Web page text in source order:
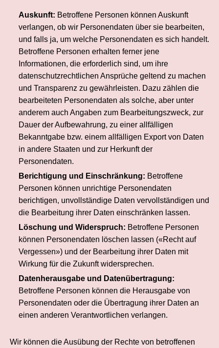
Auskunft: Betroffene Personen können Auskunft
verlangen, ob wir Personendaten über sie bearbeiten,
und falls ja, um welche Personendaten es sich handelt.
Betroffene Personen erhalten ferner jene
Informationen, die erforderlich sind, um ihre
datenschutzrechtlichen Ansprüche geltend zu machen
und Transparenz zu gewährleisten. Dazu zählen die
bearbeiteten Personendaten als solche, aber unter
anderem auch Angaben zum Bearbeitungszweck, zur
Dauer der Aufbewahrung, zu einer allfälligen
Bekanntgabe bzw. einem allfälligen Export von Daten
in andere Staaten und zur Herkunft der
Personendaten.
Berichtigung und Einschränkung: Betroffene
Personen können unrichtige Personendaten
berichtigen, unvollständige Daten vervollständigen und
die Bearbeitung ihrer Daten einschränken lassen.
Löschung und Widerspruch: Betroffene Personen
können Personendaten löschen lassen («Recht auf
Vergessen») und der Bearbeitung ihrer Daten mit
Wirkung für die Zukunft widersprechen.
Datenherausgabe und Datenübertragung:
Betroffene Personen können die Herausgabe von
Personendaten oder die Übertragung ihrer Daten an
einen anderen Verantwortlichen verlangen.
Wir können die Ausübung der Rechte von betroffenen